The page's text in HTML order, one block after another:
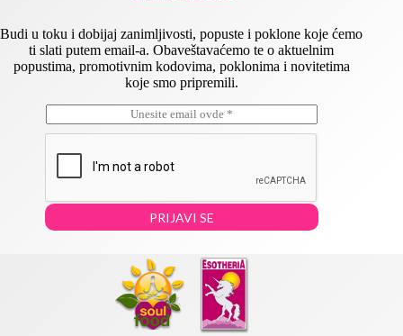
Budi u toku i dobijaj zanimljivosti, popuste i poklone koje ćemo
ti slati putem email-a. Obaveštavaćemo te o aktuelnim
popustima, promotivnim kodovima, poklonima i novitetima
koje smo pripremili.
m
E
m
a
m
PRIJAVI SE